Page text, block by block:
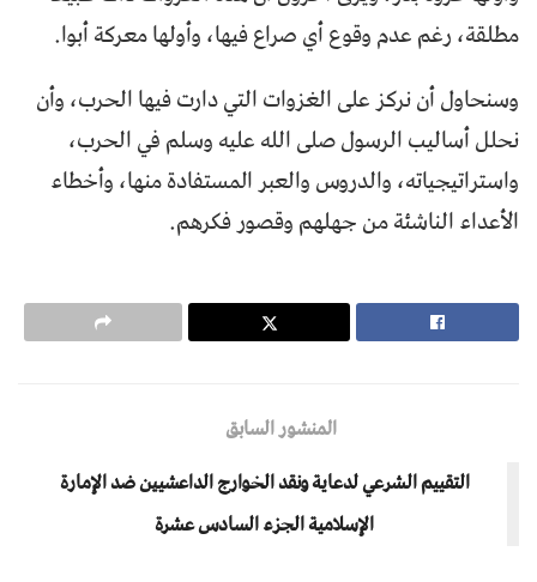
مطلقة، رغم عدم وقوع أي صراع فيها، وأولها معركة أبوا.
وسنحاول أن نركز على الغزوات التي دارت فيها الحرب، وأن
نحلل أساليب الرسول صلى الله عليه وسلم في الحرب،
واستراتيجياته، والدروس والعبر المستفادة منها، وأخطاء
الأعداء الناشئة من جهلهم وقصور فكرهم.
المنشور السابق
التقييم الشرعي لدعاية ونقد الخوارج الداعشيين ضد الإمارة
الإسلامية الجزء السادس عشرة